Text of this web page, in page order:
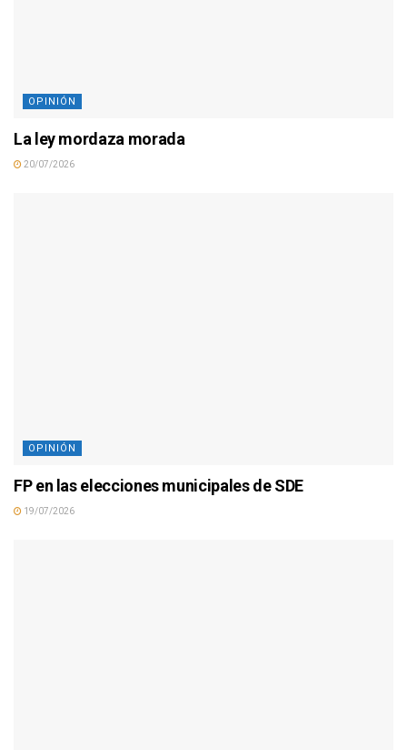
OPINIÓN
La ley mordaza morada
20/07/2026
OPINIÓN
FP en las elecciones municipales de SDE
19/07/2026